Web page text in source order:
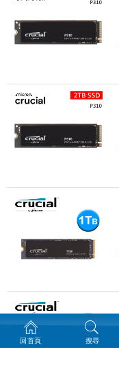
回首頁 搜尋